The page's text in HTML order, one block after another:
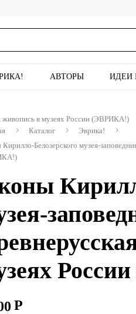
АВТОРЫ ИДЕИ
живопись в музеях России (ЭВРИКА!)
Каталог
Эврика!
Белозерского музея-